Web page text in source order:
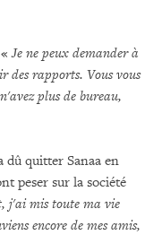
«Je ne peux demander à
des rapports. Vous vous
plus de bureau,
quitter Sanaa en
peser sur la société
j'ai mis toute ma vie
encore de mes amis,